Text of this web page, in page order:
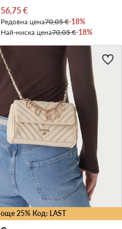
Актуална цена
56,75€
Редовна цена70,05 €-18%
Най-ниска цена70,05 €-18%
още 25% Код: LAST